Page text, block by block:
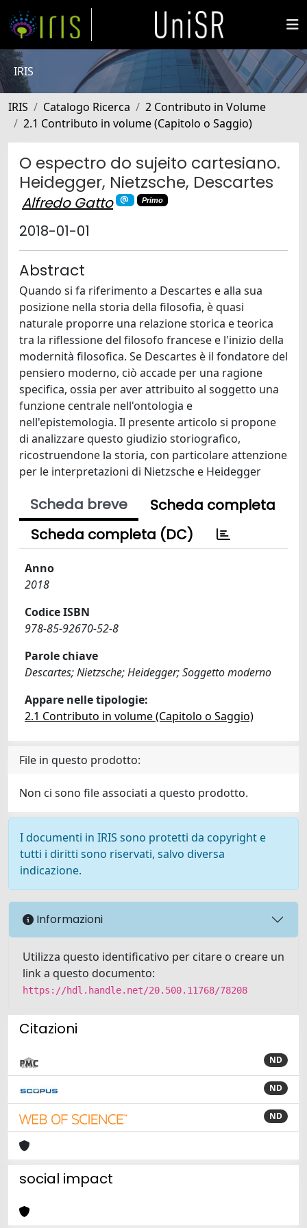
IRIS
IRIS Catalogo Ricerca
2 Contributo in Volume
2.1 Contributo in volume (Capitolo o Saggio)
O espectro do sujeito cartesiano.
Heidegger, Nietzsche, Descartes
Alfredo Gatto Primo
2018-01-01
Abstract
Quando si fa riferimento a Descartes e alla sua
posizione nella storia della filosofia, è quasi
naturale proporre una relazione storica e teorica
tra la riflessione del filosofo francese e l'inizio della
modernità filosofica. Se Descartes è il fondatore del
pensiero moderno, ciò accade per una ragione
specifica, ossia per aver attribuito al soggetto una
funzione centrale nell'ontologia e
nell'epistemologia. Il presente articolo si propone
di analizzare questo giudizio storiografico,
ricostruendone la storia, con particolare attenzione
per le interpretazioni di Nietzsche e Heidegger
Scheda breve
Scheda completa
Scheda completa (DC)
Anno
2018
Codice ISBN
978-85-92670-52-8
Parole chiave
Descartes; Nietzsche; Heidegger; Soggetto moderno
Appare nelle tipologie:
2.1 Contributo in volume (Capitolo o Saggio)
File in questo prodotto:
Non ci sono file associati a questo prodotto.
I documenti in IRIS sono protetti da copyright e
tutti i diritti sono riservati, salvo diversa
indicazione.
Informazioni
Utilizza questo identificativo per citare o creare un
link a questo documento:
https://hdl.handle.net/20.500.11768/78208
Citazioni
ND
ND
ND
social impact